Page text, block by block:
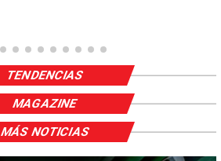
TENDENCIAS
MAGAZINE
MÁS NOTICIAS